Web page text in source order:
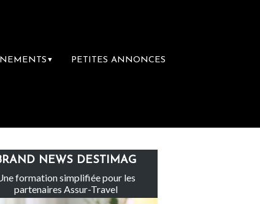
▼ PETITES ANNONCES
rachète Eden Tour
NEWS DESTIMAG
formation simplifiée pour les
partenaires Assur-Travel